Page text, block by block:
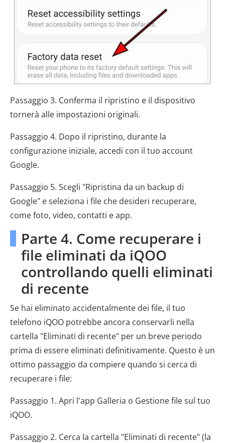
Passaggio 3. Conferma il ripristino e il dispositivo
tornerà alle impostazioni originali.
Passaggio 4. Dopo il ripristino, durante la
configurazione iniziale, accedi con il tuo account
Google.
Passaggio 5. Scegli "Ripristina da un backup di
Google" e seleziona i file che desideri recuperare,
come foto, video, contatti e app.
Parte 4. Come recuperare i
file eliminati da iQOO
controllando quelli eliminati
di recente
Se hai eliminato accidentalmente dei file, il tuo
telefono iQOO potrebbe ancora conservarli nella
cartella "Eliminati di recente" per un breve periodo
prima di essere eliminati definitivamente. Questo è un
ottimo passaggio da compiere quando si cerca di
recuperare i file:
Passaggio 1. Apri l'app Galleria o Gestione file sul tuo
iQOO.
Passaggio 2. Cerca la cartella "Eliminati di recente" (la